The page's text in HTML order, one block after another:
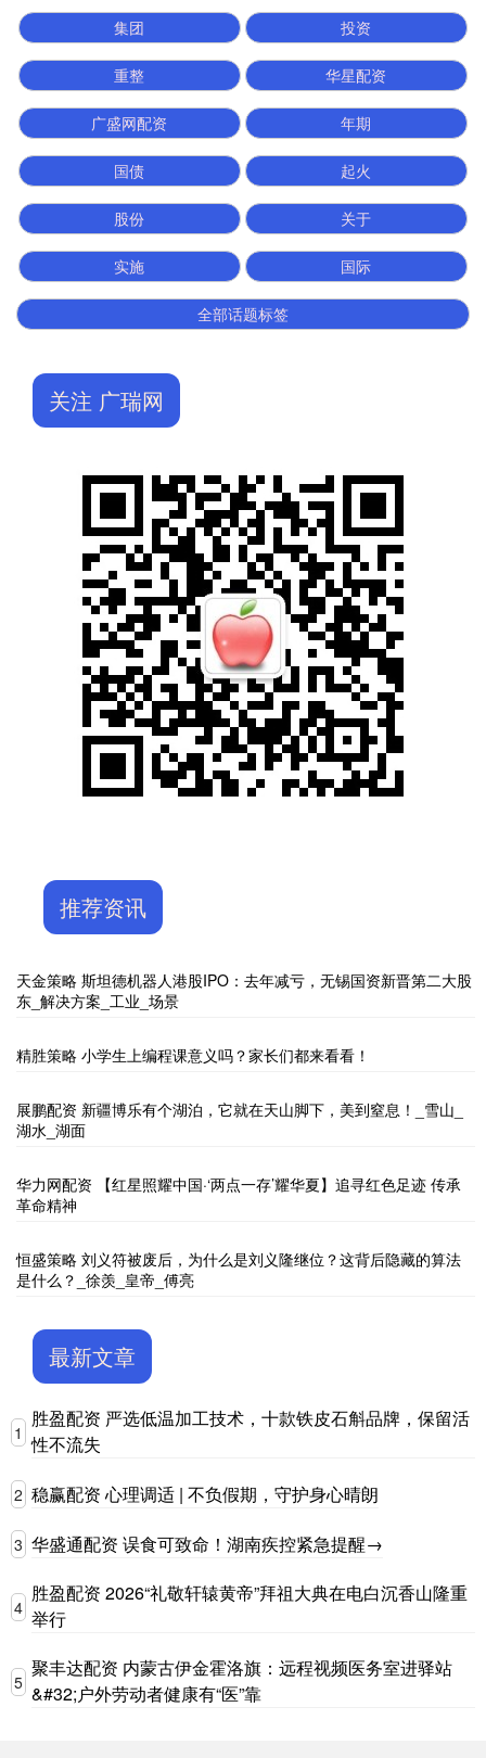
集团 投资
重整 华星配资
广盛网配资 年期
国债 起火
股份 关于
实施 国际
全部话题标签
关注 广瑞网
推荐资讯
天金策略 斯坦德机器人港股IPO：去年减亏，无锡国资新晋第二大股
东_解决方案_工业_场景
精胜策略 小学生上编程课意义吗？家长们都来看看！
展鹏配资 新疆博乐有个湖泊，它就在天山脚下，美到窒息！_雪山_
湖水_湖面
华力网配资 【红星照耀中国·‘两点一存’耀华夏】追寻红色足迹 传承
革命精神
恒盛策略 刘义符被废后，为什么是刘义隆继位？这背后隐藏的算法
是什么？_徐羡_皇帝_傅亮
最新文章
1
胜盈配资 严选低温加工技术，十款铁皮石斛品牌，保留活
性不流失
2 稳赢配资 心理调适 | 不负假期，守护身心晴朗
3 华盛通配资 误食可致命！湖南疾控紧急提醒→
4
胜盈配资 2026“礼敬轩辕黄帝”拜祖大典在电白沉香山隆重
举行
5
聚丰达配资 内蒙古伊金霍洛旗：远程视频医务室进驿站
&#32;户外劳动者健康有“医”靠